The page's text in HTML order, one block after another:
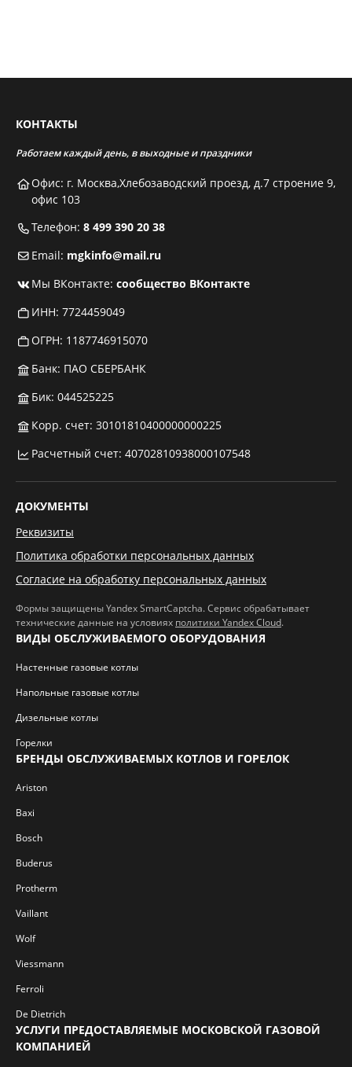
КОНТАКТЫ
Работаем каждый день, в выходные и праздники
Офис: г. Москва,Хлебозаводский проезд, д.7 строение 9,
офис 103
Телефон: 8 499 390 20 38
Email: mgkinfo@mail.ru
Мы ВКонтакте: сообщество ВКонтакте
ИНН: 7724459049
ОГРН: 1187746915070
Банк: ПАО СБЕРБАНК
Бик: 044525225
Корр. счет: 30101810400000000225
Расчетный счет: 40702810938000107548
ДОКУМЕНТЫ
Реквизиты
Политика обработки персональных данных
Согласие на обработку персональных данных
Формы защищены Yandex SmartCaptcha. Сервис обрабатывает
технические данные на условиях политики Yandex Cloud.
ВИДЫ ОБСЛУЖИВАЕМОГО ОБОРУДОВАНИЯ
Настенные газовые котлы
Напольные газовые котлы
Дизельные котлы
Горелки
БРЕНДЫ ОБСЛУЖИВАЕМЫХ КОТЛОВ И ГОРЕЛОК
Ariston
Baxi
Bosch
Buderus
Protherm
Vaillant
Wolf
Viessmann
Ferroli
De Dietrich
УСЛУГИ ПРЕДОСТАВЛЯЕМЫЕ МОСКОВСКОЙ ГАЗОВОЙ
КОМПАНИЕЙ